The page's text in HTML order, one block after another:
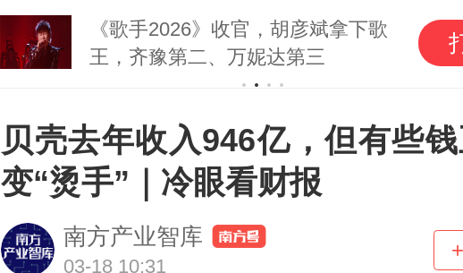
《歌手2026》收官，胡彦斌拿下歌
王，齐豫第二、万妮达第三
贝壳去年收入946亿，但有些
变“烫手”｜冷眼看财报
南方产业智库
03-18 10:31